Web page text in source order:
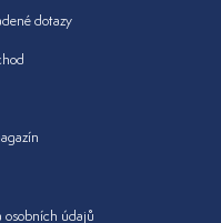
dotazy
osobních údajů